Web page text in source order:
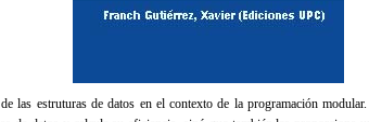
las estruturas de datos en el contexto de la programación